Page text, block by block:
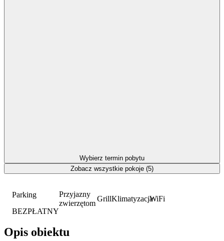
Parking
BEZPŁATNY
Przyjazny
zwierzętom
GrillKlimatyzacjaWiFi
Opis obiektu
Wybierz termin pobytu
Zobacz wszystkie pokoje (5)